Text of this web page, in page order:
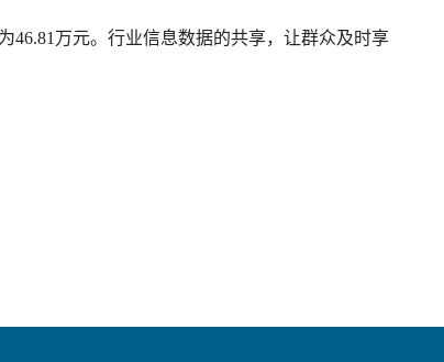
46.81万元。行业信息数据的共享，让群众及时享